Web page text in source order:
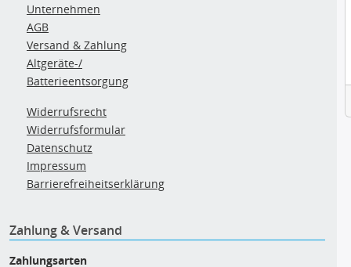
Unternehmen
AGB
Versand & Zahlung
Altgeräte-/
Batterieentsorgung
Widerrufsrecht
Widerrufsformular
Datenschutz
Impressum
Barrierefreiheitserklärung
Zahlung & Versand
Zahlungsarten